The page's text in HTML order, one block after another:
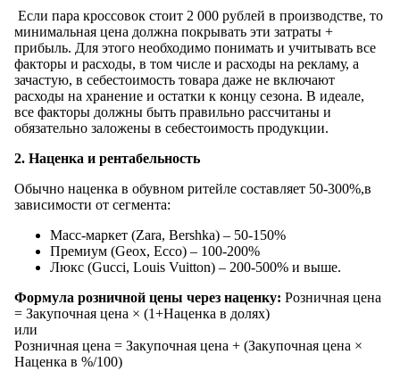
Если пара кроссовок стоит 2 000 рублей в производстве, то
минимальная цена должна покрывать эти затраты +
прибыль. Для этого необходимо понимать и учитывать все
факторы и расходы, в том числе и расходы на рекламу, а
зачастую, в себестоимость товара даже не включают
расходы на хранение и остатки к концу сезона. В идеале,
все факторы должны быть правильно рассчитаны и
обязательно заложены в себестоимость продукции.
2. Наценка и рентабельность
Обычно наценка в обувном ритейле составляет 50-300%,в
зависимости от сегмента:
Масс-маркет (Zara, Bershka) – 50-150%
Премиум (Geox, Ecco) – 100-200%
Люкс (Gucci, Louis Vuitton) – 200-500% и выше.
Формула розничной цены через наценку: Розничная цена
= Закупочная цена × (1+Наценка в долях)
или
Розничная цена = Закупочная цена + (Закупочная цена ×
Наценка в %/100)